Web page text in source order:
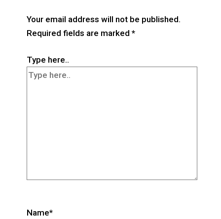
Your email address will not be published.
Required fields are marked *
Type here..
Name*